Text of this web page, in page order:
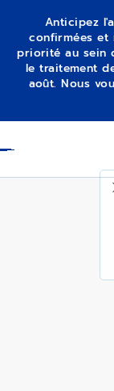
Anticipez
confirmées et
priorité au sein
le traitement
août. Nous
G381